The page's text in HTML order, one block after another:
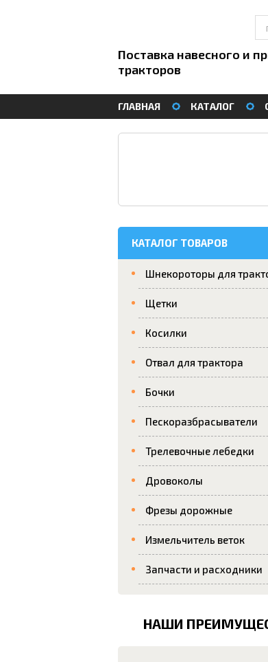
Поставка навесного и
тракторов
ГЛАВНАЯ КАТАЛОГ
КАТАЛОГ ТОВАРОВ
Шнекороторы для
Щетки
Косилки
Отвал для трактора
Бочки
Пескоразбрасыватели
Трелевочные лебедки
Дровоколы
Фрезы дорожные
Измельчитель веток
Запчасти и расходники
НАШИ